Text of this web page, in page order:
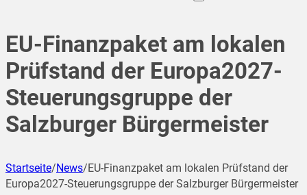
EU-Finanzpaket am lokalen
Prüfstand der Europa2027-
Steuerungsgruppe der
Salzburger Bürgermeister
Startseite/News/EU-Finanzpaket am lokalen Prüfstand der
Europa2027-Steuerungsgruppe der Salzburger Bürgermeister